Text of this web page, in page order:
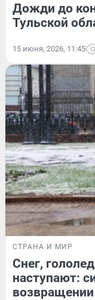
Дожди до
Тульской
15 июня, 2026, 11:45
СТРАНА И МИР
Снег,
наступают: